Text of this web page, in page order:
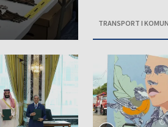
TRANSPORT I